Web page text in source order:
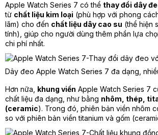
Apple Watch Series 7 có thể thay đổi dây
từ chất liệu kim loại (phù hợp với phong
lãm) cho đến chất liệu dây cao su (thể hiện
tính), giúp cho người dùng thêm phần lựa
chi phí nhất.
Dây đeo Apple Watch Series 7 đa dạng,
Hơn nữa, khung viền Apple Watch Series 7
chất liệu đa dạng, như bằng nhôm, thép,
(ceramic). Trong đó, phiên bản viền nhôm
so với phiên bản viền titanium và gốm